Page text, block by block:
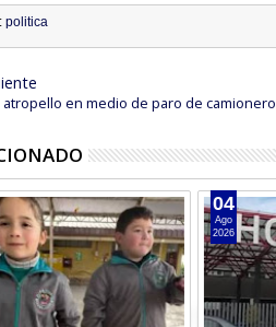
politica
atropello en medio de paro de
03
Ago
2026